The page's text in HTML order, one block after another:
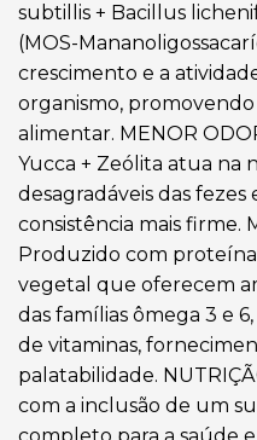
subtillis + Bacillus
(MOS-
crescimento e a
organismo,
alimentar. MENOR
Yucca + Zeólita atua na
desagradáveis das
consistência mais firme.
Produzido com
vegetal que oferecem
das famílias ômega 3 e
de vitaminas,
palatabilidade.
com a inclusão de um